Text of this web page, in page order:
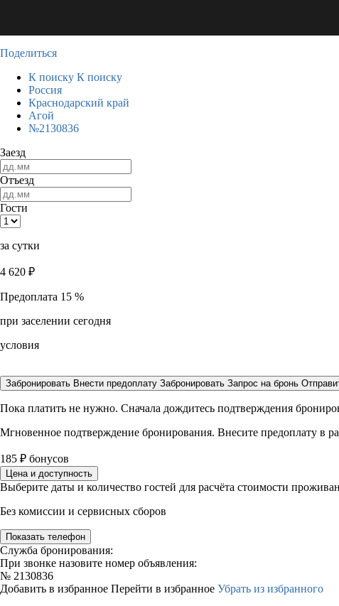
Поделиться
К поиску К поиску
Россия
Краснодарский край
Агой
№2130836
Заезд
Отъезд
Гости
за сутки
4 620 ₽
Предоплата 15 %
при заселении сегодня
условия
Забронировать Внести предоплату Забронировать Запрос на бронь
Пока платить не нужно. Сначала дождитесь подтверждения
Мгновенное подтверждение бронирования. Внесите предоплату в
185 ₽ бонусов
Цена и доступность
Выберите даты и количество гостей для расчёта стоимости
Без комиссии и сервисных сборов
Показать телефон
Служба бронирования:
При звонке назовите номер объявления:
№ 2130836
Добавить в избранное Перейти в избранное Убрать из избранного